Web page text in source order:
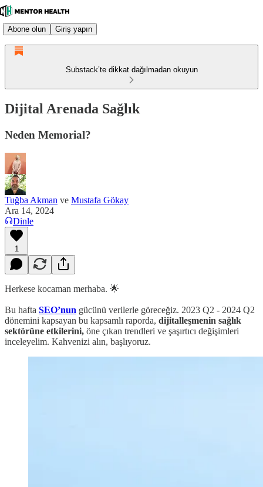
Abone olun Giriş yapın
Substack’te dikkat dağılmadan okuyun
Dijital Arenada Sağlık
Neden Memorial?
Tuğba Akman ve Mustafa Gökay
Ara 14, 2024
Dinle
1
Herkese kocaman merhaba. 🌟
Bu hafta SEO’nun gücünü verilerle göreceğiz. 2023 Q2 - 2024 Q2
dönemini kapsayan bu kapsamlı raporda, dijitalleşmenin sağlık
sektörüne etkilerini, öne çıkan trendleri ve şaşırtıcı değişimleri
inceleyelim. Kahvenizi alın, başlıyoruz.